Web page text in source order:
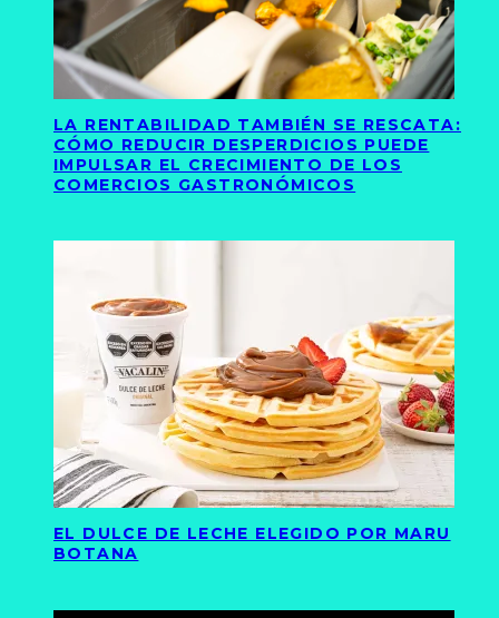
LA RENTABILIDAD TAMBIÉN SE RESCATA:
CÓMO REDUCIR DESPERDICIOS PUEDE
IMPULSAR EL CRECIMIENTO DE LOS
COMERCIOS GASTRONÓMICOS
EL DULCE DE LECHE ELEGIDO POR MARU
BOTANA